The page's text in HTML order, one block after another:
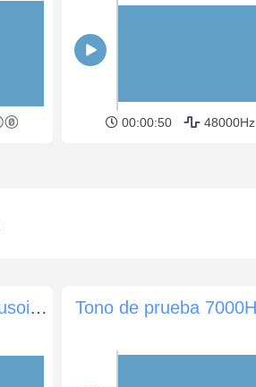
00:00:50 48000Hz
Tono de prueba 7000Hz (onda sinusoidal) -10dB (60 seg)